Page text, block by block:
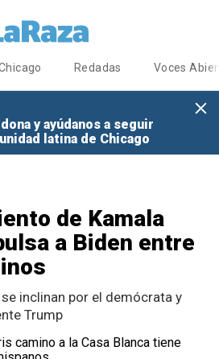
Redadas Voces
y ayúdanos a seguir
latina de Chicago
de Kamala
a Biden entre
inclinan por el demócrata y
Trump